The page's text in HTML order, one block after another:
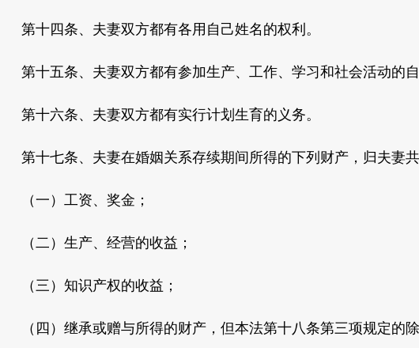
第十四条、夫妻双方都有各用自己姓名的权利。
第十五条、夫妻双方都有参加生产、工作、学习和社会活动的自
第十六条、夫妻双方都有实行计划生育的义务。
第十七条、夫妻在婚姻关系存续期间所得的下列财产，归夫妻共
（一）工资、奖金；
（二）生产、经营的收益；
（三）知识产权的收益；
（四）继承或赠与所得的财产，但本法第十八条第三项规定的除